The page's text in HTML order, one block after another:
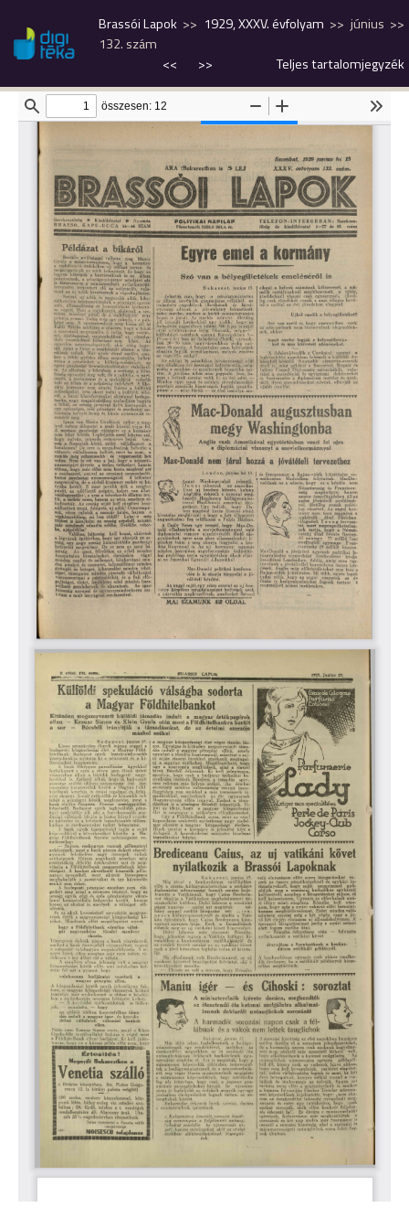
Brassói Lapok 1929, XXXV. évfolyam
június
132. szám
<<
>> Teljes tartalomjegyzék